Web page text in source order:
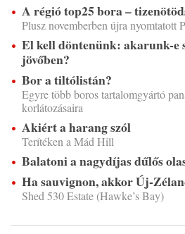
A régió top25 bora –
Plusz novemberben újra nyomtatott
El kell döntenünk: akarunk-e
jövőben?
Bor a tiltólistán?
Egyre több boros tartalomgyártó
korlátozásaira
Akiért a harang szól
Terítéken a Mád Hill
Balatoni a nagydíjas dűlős
Ha sauvignon, akkor Új-
Shed 530 Estate (Hawke’s Bay)